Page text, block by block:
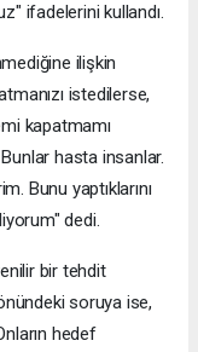
ifadelerini kullandı.
ilişkin
istedilerse,
kapatmamı
hasta insanlar.
Bunu yaptıklarını
dedi.
bir tehdit
soruya ise,
hedef